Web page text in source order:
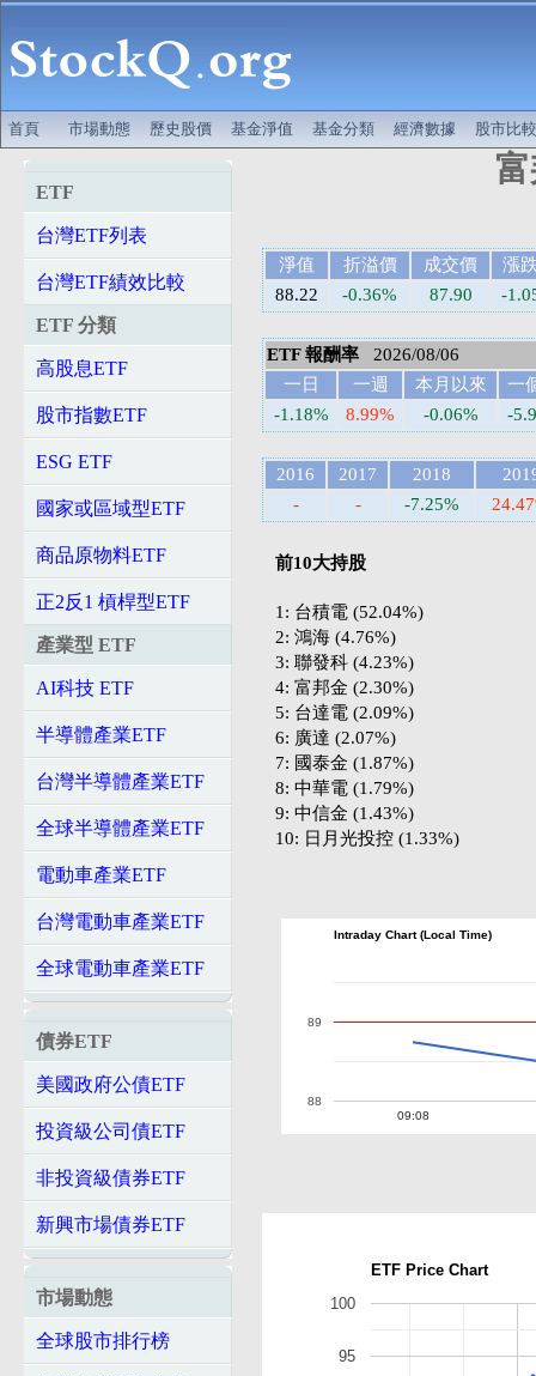
首頁 市場動態 歷史股價 基金淨值 基金分類 經濟數據 股市比較
ETF
台灣ETF列表
台灣ETF績效比較
ETF 分類
高股息ETF
股市指數ETF
ESG ETF
國家或區域型ETF
商品原物料ETF
正2反1 槓桿型ETF
產業型 ETF
AI科技 ETF
半導體產業ETF
台灣半導體產業ETF
全球半導體產業ETF
電動車產業ETF
台灣電動車產業ETF
全球電動車產業ETF
債券ETF
美國政府公債ETF
投資級公司債ETF
非投資級債券ETF
新興市場債券ETF
市場動態
全球股市排行榜
淨值 折溢價 成交價
漲
88.22
-0.36% 87.90 -
ETF 報酬率 2026/08/06
一日
一週 本月以來
一
-1.18%
8.99% -0.06% -
2016 2017 2018
-
- -7.25%
前10大持股
1: 台積電 (52.04%)
2: 鴻海 (4.76%)
3: 聯發科 (4.23%)
4: 富邦金 (2.30%)
5: 台達電 (2.09%)
6: 廣達 (2.07%)
7: 國泰金 (1.87%)
8: 中華電 (1.79%)
9: 中信金 (1.43%)
10: 日月光投控 (1.33%)
Intraday Chart (Local Time)
09:08
88
89
ETF Price Chart
95
100